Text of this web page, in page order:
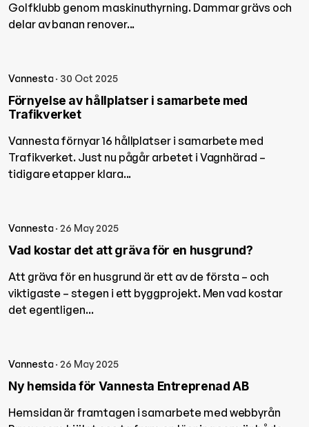
Golfklubb genom maskinuthyrning. Dammar grävs och
delar av banan renover...
Vannesta · 30 Oct 2025
Förnyelse av hållplatser i samarbete med
Trafikverket
Vannesta förnyar 16 hållplatser i samarbete med
Trafikverket. Just nu pågår arbetet i Vagnhärad –
tidigare etapper klara...
Vannesta · 26 May 2025
Vad kostar det att gräva för en husgrund?
Att gräva för en husgrund är ett av de första – och
viktigaste – stegen i ett byggprojekt. Men vad kostar
det egentligen...
Vannesta · 26 May 2025
Ny hemsida för Vannesta Entreprenad AB
Hemsidan är framtagen i samarbete med webbyrån